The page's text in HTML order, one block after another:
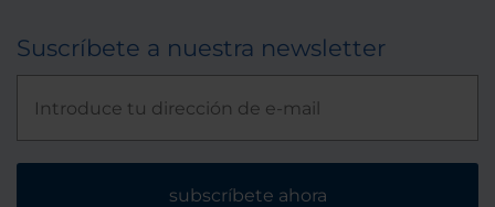
Suscríbete a nuestra newsletter
subscríbete ahora